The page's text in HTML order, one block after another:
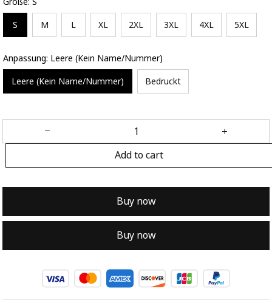
S M L XL 2XL 3XL 4XL 5XL
Anpassung: Leere (Kein Name/Nummer)
Leere (Kein Name/Nummer) Bedruckt
Add to cart
Buy now
Buy now